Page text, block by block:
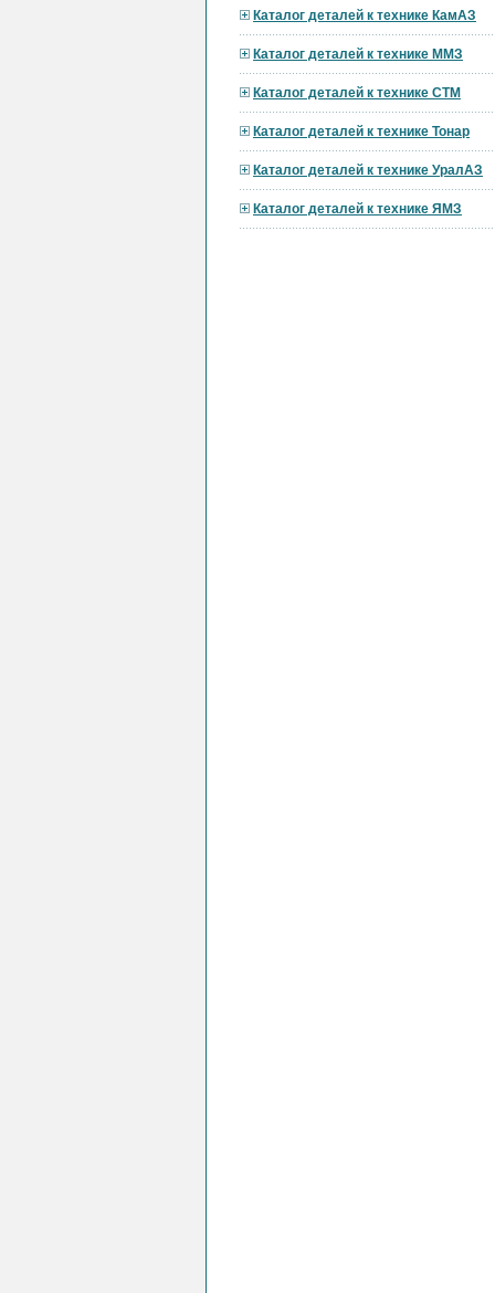
Каталог деталей к технике КамАЗ
Каталог деталей к технике ММЗ
Каталог деталей к технике СТМ
Каталог деталей к технике Тонар
Каталог деталей к технике УралАЗ
Каталог деталей к технике ЯМЗ